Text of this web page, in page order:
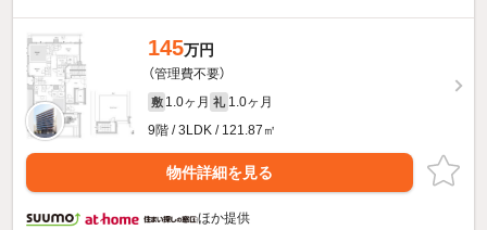
145万円
（管理費不要）
敷 1.0ヶ月 礼 1.0ヶ月
9階 / 3LDK / 121.87㎡
物件詳細を見る
ほか提供